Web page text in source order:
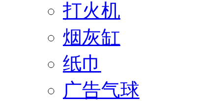
打火机
烟灰缸
纸巾
广告气球